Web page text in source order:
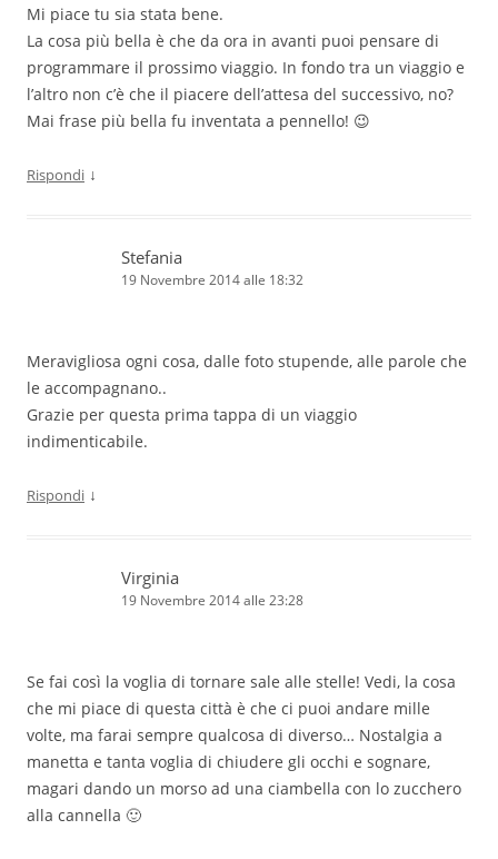
Mi piace tu sia stata bene.
La cosa più bella è che da ora in avanti puoi pensare di
programmare il prossimo viaggio. In fondo tra un viaggio e
l’altro non c’è che il piacere dell’attesa del successivo, no?
Mai frase più bella fu inventata a pennello! 😉
Rispondi ↓
Stefania
19 Novembre 2014 alle 18:32
Meravigliosa ogni cosa, dalle foto stupende, alle parole che
le accompagnano..
Grazie per questa prima tappa di un viaggio
indimenticabile.
Rispondi ↓
Virginia
19 Novembre 2014 alle 23:28
Se fai così la voglia di tornare sale alle stelle! Vedi, la cosa
che mi piace di questa città è che ci puoi andare mille
volte, ma farai sempre qualcosa di diverso… Nostalgia a
manetta e tanta voglia di chiudere gli occhi e sognare,
magari dando un morso ad una ciambella con lo zucchero
alla cannella 🙂